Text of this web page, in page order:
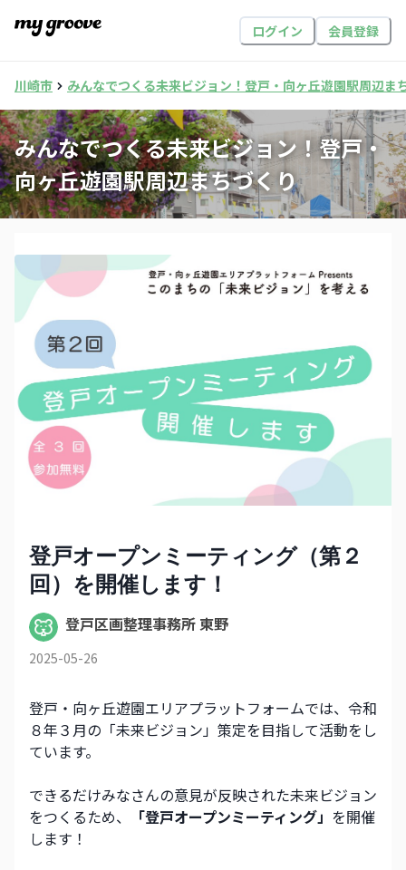
ログイン 会員登録
川崎市 みんなでつくる未来ビジョン！登戸・向ヶ丘遊園駅周辺ま
みんなでつくる未来ビジョン！登戸・
向ヶ丘遊園駅周辺まちづくり
登戸オープンミーティング（第２
回）を開催します！
登戸区画整理事務所 東野
2025-05-26
登戸・向ヶ丘遊園エリアプラットフォームでは、令和
８年３月の「未来ビジョン」策定を目指して活動をし
ています。
できるだけみなさんの意見が反映された未来ビジョン
をつくるため、
「登戸オープンミーティング」 を開催
します！